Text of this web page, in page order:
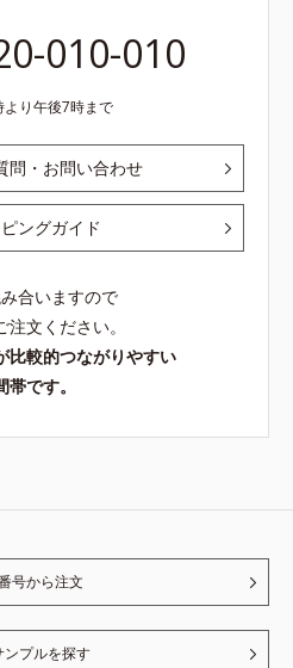
010-010
より午後7時まで
問・お問い合わせ
ングガイド
合いますので
注文ください。
比較的つながりやすい
帯です。
号から注文
ンプルを探す